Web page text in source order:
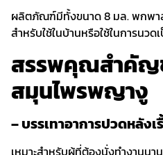
ผลิตภัณฑ์มีทั้งขนาด 8 มล. พกพา
สำหรับใช้ในบ้านหรือใช้ในการนวด
สรรพคุณสำคัญ
สมุนไพรพญางู
– บรรเทาอาการปวดหลังเ
เหมาะสำหรับผู้ที่ต้องนั่งทำงานน